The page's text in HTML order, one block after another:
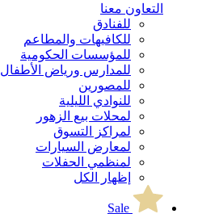
التعاون معنا
للفنادق
للكافيهات والمطاعم
للمؤسسات الحكومية
للمدارس ورياض الأطفال
للمصورين
للنوادي الليلية
لمحلات بيع الزهور
لمراكز التسوق
لمعارض السيارات
لمنظمي الحفلات
إظهار الكل